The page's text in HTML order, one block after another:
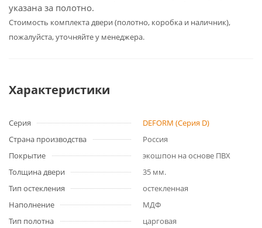
указана за полотно.
Cтоимость комплекта двери (полотно, коробка и наличник),
пожалуйста, уточняйте у менеджера.
Характеристики
Серия
DEFORM (Серия D)
Страна производства
Россия
Покрытие
экошпон на основе ПВХ
Толщина двери
35 мм.
Тип остекления
остекленная
Наполнение
МДФ
Тип полотна
царговая